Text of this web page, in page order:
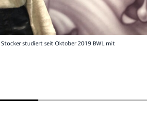
Stocker studiert seit Oktober 2019 BWL mit